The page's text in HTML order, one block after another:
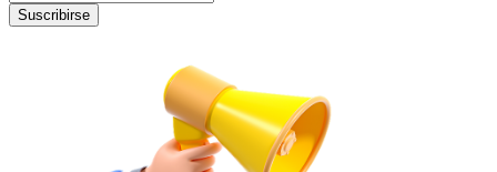
Suscribirse